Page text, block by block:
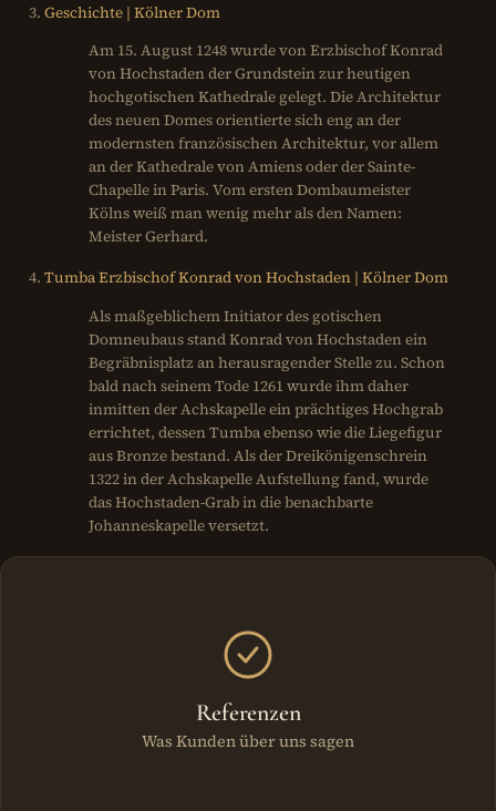
Geschichte | Kölner Dom
Am 15. August 1248 wurde von Erzbischof Konrad
von Hochstaden der Grundstein zur heutigen
hochgotischen Kathedrale gelegt. Die Architektur
des neuen Domes orientierte sich eng an der
modernsten französischen Architektur, vor allem
an der Kathedrale von Amiens oder der Sainte-
Chapelle in Paris. Vom ersten Dombaumeister
Kölns weiß man wenig mehr als den Namen:
Meister Gerhard.
Tumba Erzbischof Konrad von Hochstaden | Kölner Dom
Als maßgeblichem Initiator des gotischen
Domneubaus stand Konrad von Hochstaden ein
Begräbnisplatz an herausragender Stelle zu. Schon
bald nach seinem Tode 1261 wurde ihm daher
inmitten der Achskapelle ein prächtiges Hochgrab
errichtet, dessen Tumba ebenso wie die Liegefigur
aus Bronze bestand. Als der Dreikönigenschrein
1322 in der Achskapelle Aufstellung fand, wurde
das Hochstaden-Grab in die benachbarte
Johanneskapelle versetzt.
Weitere Bereiche
Referenzen
Was Kunden über uns sagen